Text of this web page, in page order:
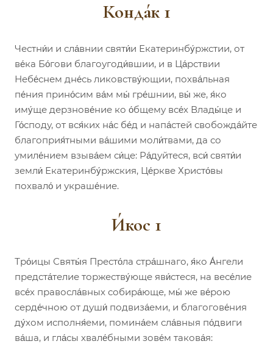
Конда́к 1
Честни́и и сла́внии святи́и Екатеринбу́ржстии, от
ве́ка Бо́гови благоугоди́вшии, и в Ца́рствии
Небе́снем дне́сь ликовству́ющии, похва́льная
пе́ния прино́сим ва́м мы́ гре́шнии, вы́ же, я́ко
иму́ще дерзнове́ние ко о́бщему все́х Влады́це и
Го́споду, от вся́ких на́с бе́д и напа́стей свобожда́йте
благоприя́тными ва́шими моли́твами, да со
умиле́нием взыва́ем си́це: Ра́дуйтеся, вси́ святи́и
земли́ Екатеринбу́ржския, Це́ркве Христо́вы
похвало́ и украше́ние.
И́кос 1
Тро́ицы Святы́я Престо́ла стра́шнаго, я́ко А́нгели
предста́телие торжеству́юще яви́стеся, на весе́лие
все́х правосла́вных собира́юще, мы́ же ве́рою
серде́чною от души́ подвиза́еми, и благогове́ния
ду́хом исполня́еми, помина́ем сла́вныя по́двиги
ва́ша, и гла́сы хвале́бными зове́м такова́я: